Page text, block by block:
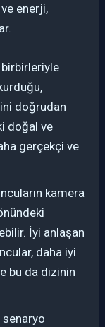
enerji,
birbirleriyle
doğrudan
doğal ve
gerçekçi ve
kamera
İyi anlaşan
daha iyi
bu da dizinin
senaryo